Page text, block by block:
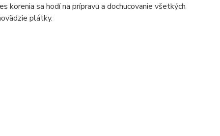
korenia sa hodí na prípravu a dochucovanie všetkých
plátky.